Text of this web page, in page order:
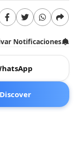
Notificaciones